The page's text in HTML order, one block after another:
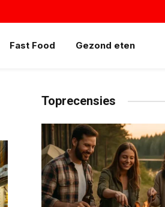
Fast Food Gezond eten
Toprecensies